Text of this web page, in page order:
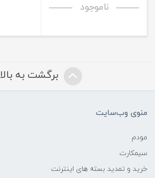
ناموجود
برگشت به بالا
منوی وب‌سایت
مودم
سیمکارت
خرید و تمدید بسته های اینترنت